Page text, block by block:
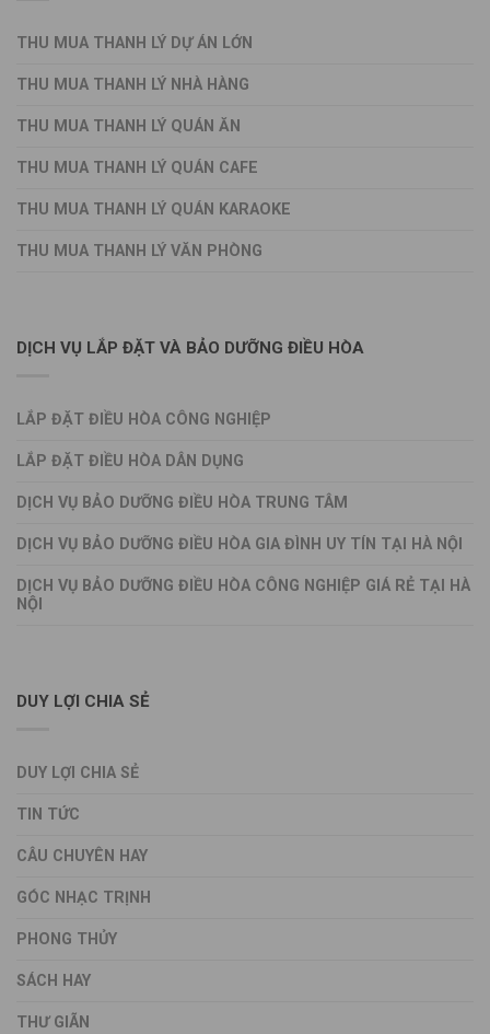
THU MUA THANH LÝ DỰ ÁN LỚN
THU MUA THANH LÝ NHÀ HÀNG
THU MUA THANH LÝ QUÁN ĂN
THU MUA THANH LÝ QUÁN CAFE
THU MUA THANH LÝ QUÁN KARAOKE
THU MUA THANH LÝ VĂN PHÒNG
DỊCH VỤ LẮP ĐẶT VÀ BẢO DƯỠNG ĐIỀU HÒA
LẮP ĐẶT ĐIỀU HÒA CÔNG NGHIỆP
LẮP ĐẶT ĐIỀU HÒA DÂN DỤNG
DỊCH VỤ BẢO DƯỠNG ĐIỀU HÒA TRUNG TÂM
DỊCH VỤ BẢO DƯỠNG ĐIỀU HÒA GIA ĐÌNH UY TÍN TẠI HÀ NỘI
DỊCH VỤ BẢO DƯỠNG ĐIỀU HÒA CÔNG NGHIỆP GIÁ RẺ TẠI HÀ
NỘI
DUY LỢI CHIA SẺ
DUY LỢI CHIA SẺ
TIN TỨC
CÂU CHUYÊN HAY
GÓC NHẠC TRỊNH
PHONG THỦY
SÁCH HAY
THƯ GIÃN